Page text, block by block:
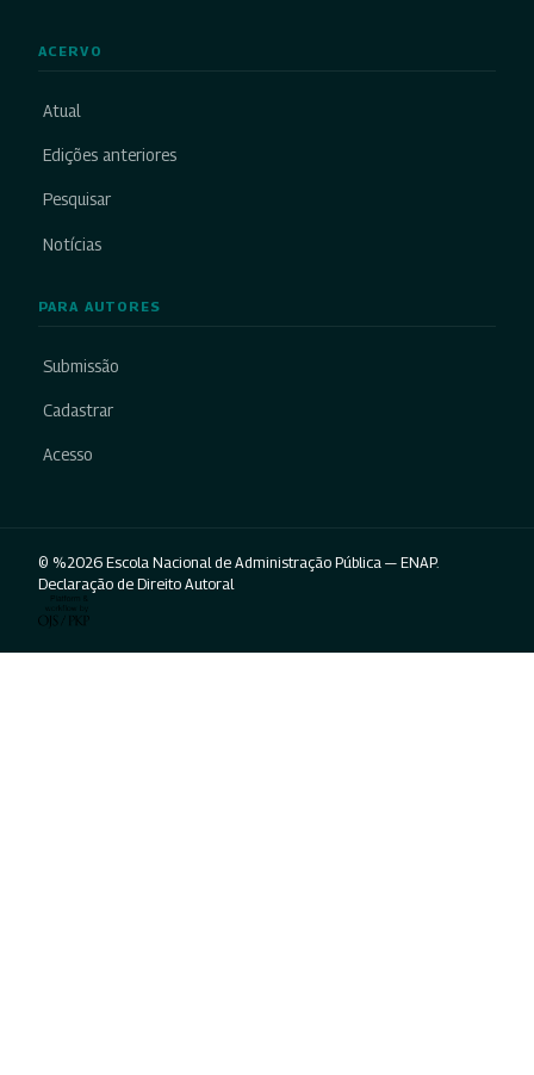
ACERVO
Atual
Edições anteriores
Pesquisar
Notícias
PARA AUTORES
Submissão
Cadastrar
Acesso
© %2026 Escola Nacional de Administração Pública — ENAP.
Declaração de Direito Autoral